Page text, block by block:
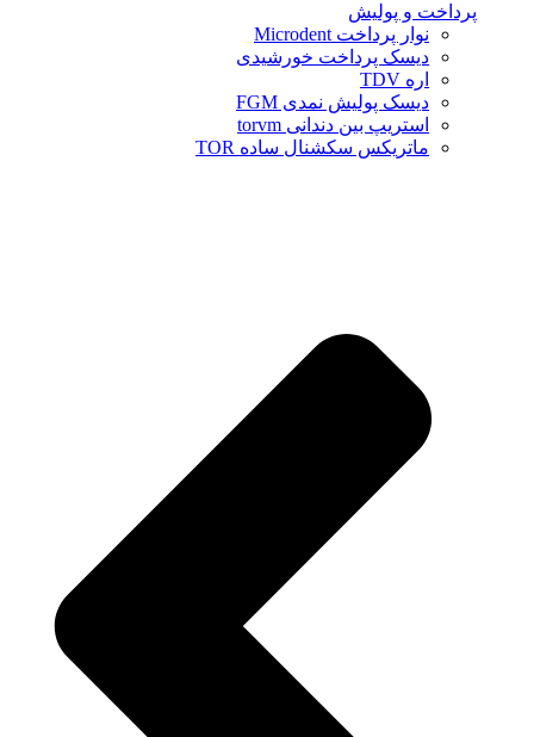
پرداخت و پولیش
نوار پرداخت Microdent
دیسک پرداخت خورشیدی
اره TDV
دیسک پولیش نمدی FGM
استریپ بین دندانی torvm
ماتریکس سکشنال ساده TOR